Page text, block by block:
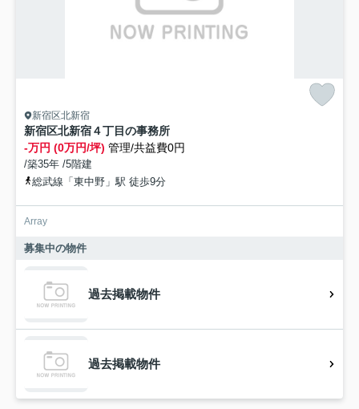
新宿区北新宿
新宿区北新宿４丁目の事務所
-万円 (0万円/坪) 管理/共益費0円
/築35年 /5階建
総武線「東中野」駅 徒歩9分
Array
募集中の物件
過去掲載物件
過去掲載物件